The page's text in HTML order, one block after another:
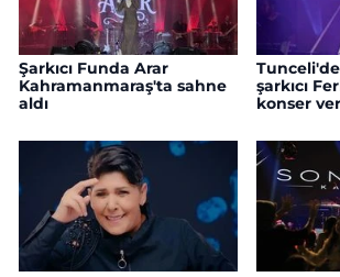
Şarkıcı Funda Arar
Kahramanmaraş'ta sahne
aldı
şarkıcı
konser